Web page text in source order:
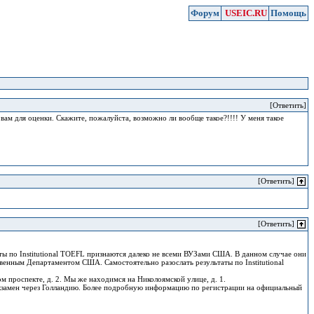
Форум USEIC.RU Помощь
[Ответить]
для оценки. Скажите, пожалуйста, возможно ли вообще такое?!!!! У меня такое
[Ответить]
[Ответить]
по Institutional TOEFL признаются далеко не всеми ВУЗами США. В данном случае они
Департаментом США. Самостоятельно разослать результаты по Institutional
проспекте, д. 2. Мы же находимся на Николоямской улице, д. 1.
через Голландию. Более подробную информацию по регистрации на официальный